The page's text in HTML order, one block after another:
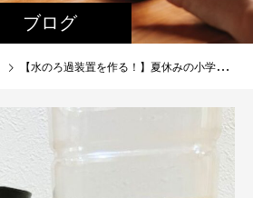
ブログ
【水のろ過装置を作る！】夏休みの小学生の工作や自由研究などにも。水の大切さを考える。